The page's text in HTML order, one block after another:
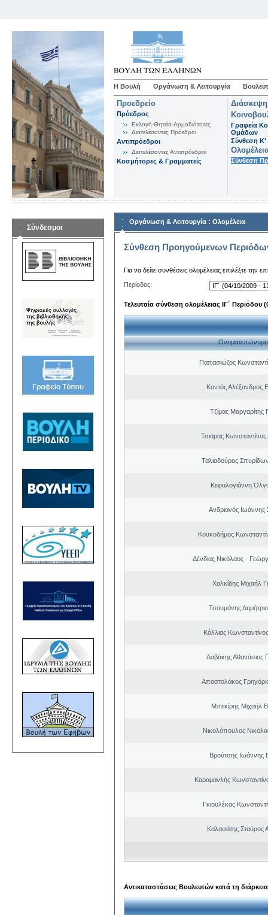
Η Βουλή Οργάνωση & Λειτουργία
Προεδρείο
Πρόεδρος
Εκλογή-Θητεία-Αρμοδιότητες
Διατελέσαντες Πρόεδροι
Αντιπρόεδροι
Διατελέσαντες Αντιπρόεδροι
Κοσμήτορες & Γραμματείς
Γραφεία
Ομάδων
Σύνθεση K'
Σύνθεση
Σύνδεσμοι
Οργάνωση & Λειτουργία : Ολομέλεια
Σύνθεση Προηγούμενων
Για να δείτε συνθέσεις ολομέλειας επιλέξτε την
Περίοδος:
Τελευταία σύνθεση ολομέλειας ΙΓ΄ Περιόδου
Ονοματεπώνυμο
Παπασιώζος
Κοντός Αλέξανδρος
Τζίμας Μαργαρίτης
Τσιάρας
Ταλιαδούρος
Κεφαλογιάννη
Ανδριανός Ιωάννης
Κουκοδήμος
Δένδιας Νικόλαος -
Χαλκίδης Μιχαήλ
Τσουμάνης
Κόλλιας
Δαβάκης Αθανάσιος
Αποστολάκος
Μπεκίρης Μιχαήλ
Νικολόπουλος
Βρούτσης Ιωάννης
Καραμανλής
Γκιουλέκας
Καλαφάτης Σταύρος
Αντικαταστάσεις Βουλευτών κατά τη